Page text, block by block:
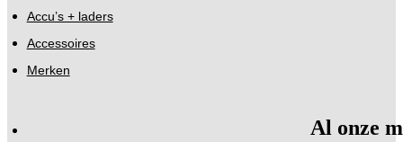
Accu’s + laders
Accessoires
Merken
Al onze